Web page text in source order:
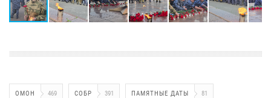
ОМОН 469 СОБР 391 ПАМЯТНЫЕ ДАТЫ 81